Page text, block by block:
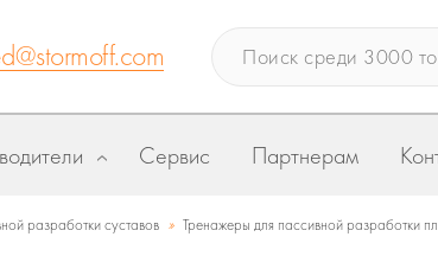
Сервис Партнерам
разработки суставов » Тренажеры для пассивной разработки